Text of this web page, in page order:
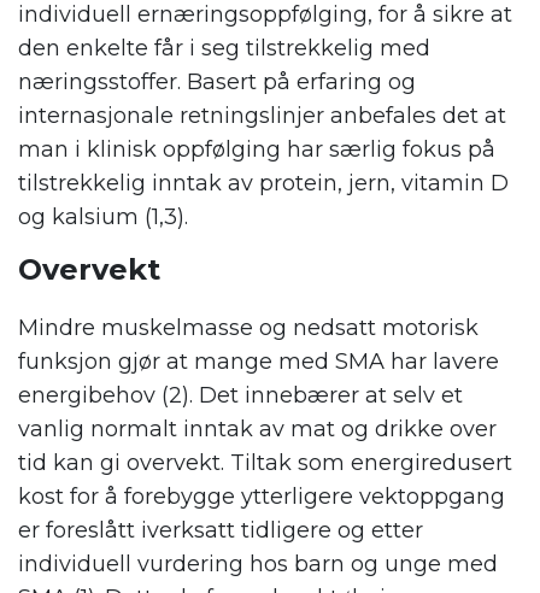
individuell ernæringsoppfølging, for å sikre at
den enkelte får i seg tilstrekkelig med
næringsstoffer. Basert på erfaring og
internasjonale retningslinjer anbefales det at
man i klinisk oppfølging har særlig fokus på
tilstrekkelig inntak av protein, jern, vitamin D
og kalsium (1,3).
Overvekt
Mindre muskelmasse og nedsatt motorisk
funksjon gjør at mange med SMA har lavere
energibehov (2). Det innebærer at selv et
vanlig normalt inntak av mat og drikke over
tid kan gi overvekt. Tiltak som energiredusert
kost for å forebygge ytterligere vektoppgang
er foreslått iverksatt tidligere og etter
individuell vurdering hos barn og unge med